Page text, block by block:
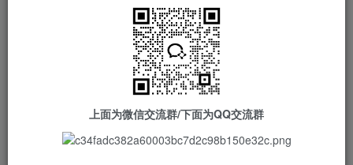
于上架苹果商店版本，这款软件可以观看 电影 电视
剧 综艺 动漫等等，这款软件相比较之前的就是清晰度
高，播放速度快，多源搜索播放，这基本都是我们想要
关于伪装上架商店版说明一下：
上面为微信交流群/下面为QQ交流群